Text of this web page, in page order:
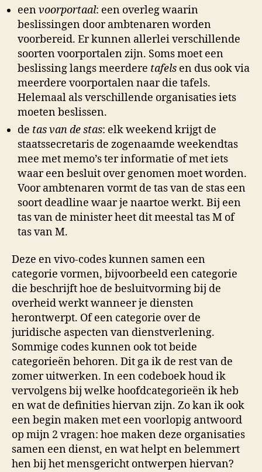
eenvoorportaal: een overleg waarin
beslissingen door ambtenaren worden
voorbereid. Er kunnen allerlei verschillende
soorten voorportalen zijn. Soms moet een
beslissing langs meerdere tafels en dus ook via
meerdere voorportalen naar die tafels.
Helemaal als verschillende organisaties iets
moeten beslissen.
de tas van de stas: elk weekend krijgt de
staatssecretaris de zogenaamde weekendtas
mee met memo’s ter informatie of met iets
waar een besluit over genomen moet worden.
Voor ambtenaren vormt de tas van de stas een
soort deadline waar je naartoe werkt. Bij een
tas van de minister heet dit meestal tas M of
tas van M.
Deze en vivo-codes kunnen samen een
categorie vormen, bijvoorbeeld een categorie
die beschrijft hoe de besluitvorming bij de
overheid werkt wanneer je diensten
herontwerpt. Of een categorie over de
juridische aspecten van dienstverlening.
Sommige codes kunnen ook tot beide
categorieën behoren. Dit ga ik de rest van de
zomer uitwerken. In een codeboek houd ik
vervolgens bij welke hoofdcategorieën ik heb
en wat de definities hiervan zijn. Zo kan ik ook
een begin maken met een voorlopig antwoord
op mijn 2 vragen: hoe maken deze organisaties
samen een dienst, en wat helpt en belemmert
hen bij het mensgericht ontwerpen hiervan?